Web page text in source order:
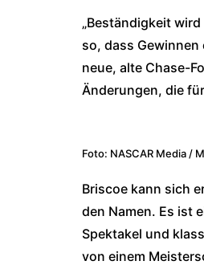
„Beständigkeit
so, dass Gewinnen
neue, alte Chase-
Änderungen, die
Foto: NASCAR Media /
Briscoe kann sich
den Namen. Es ist
Spektakel und
von einem